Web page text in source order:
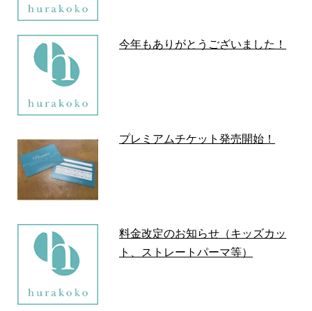
今年もありがとうございました！
プレミアムチケット発売開始！
料金改定のお知らせ（キッズカッ
ト、ストレートパーマ等）